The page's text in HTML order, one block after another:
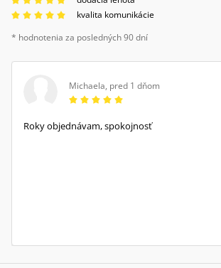
kvalita komunikácie
* hodnotenia za posledných 90 dní
Michaela, pred 1 dňom
Roky objednávam, spokojnosť